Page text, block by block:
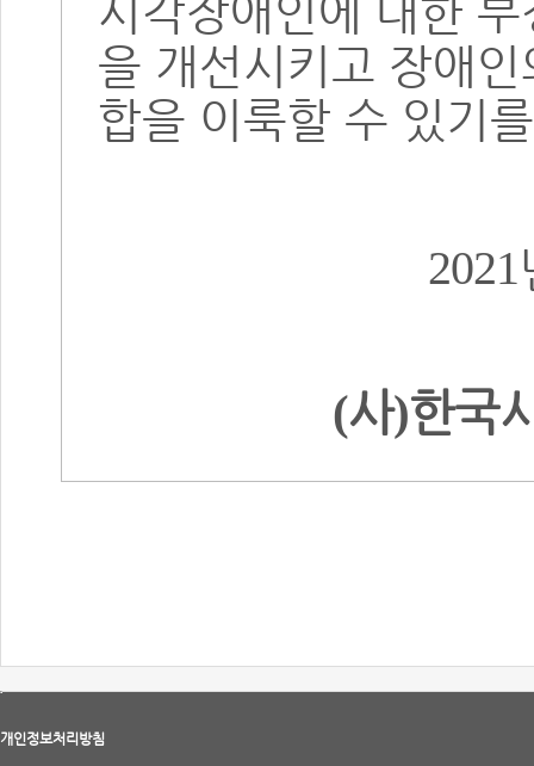
시각장애인에 대한
을 개선시키고 장애
합을 이룩할 수 있기
2021
(사)한국
개인정보처리방침